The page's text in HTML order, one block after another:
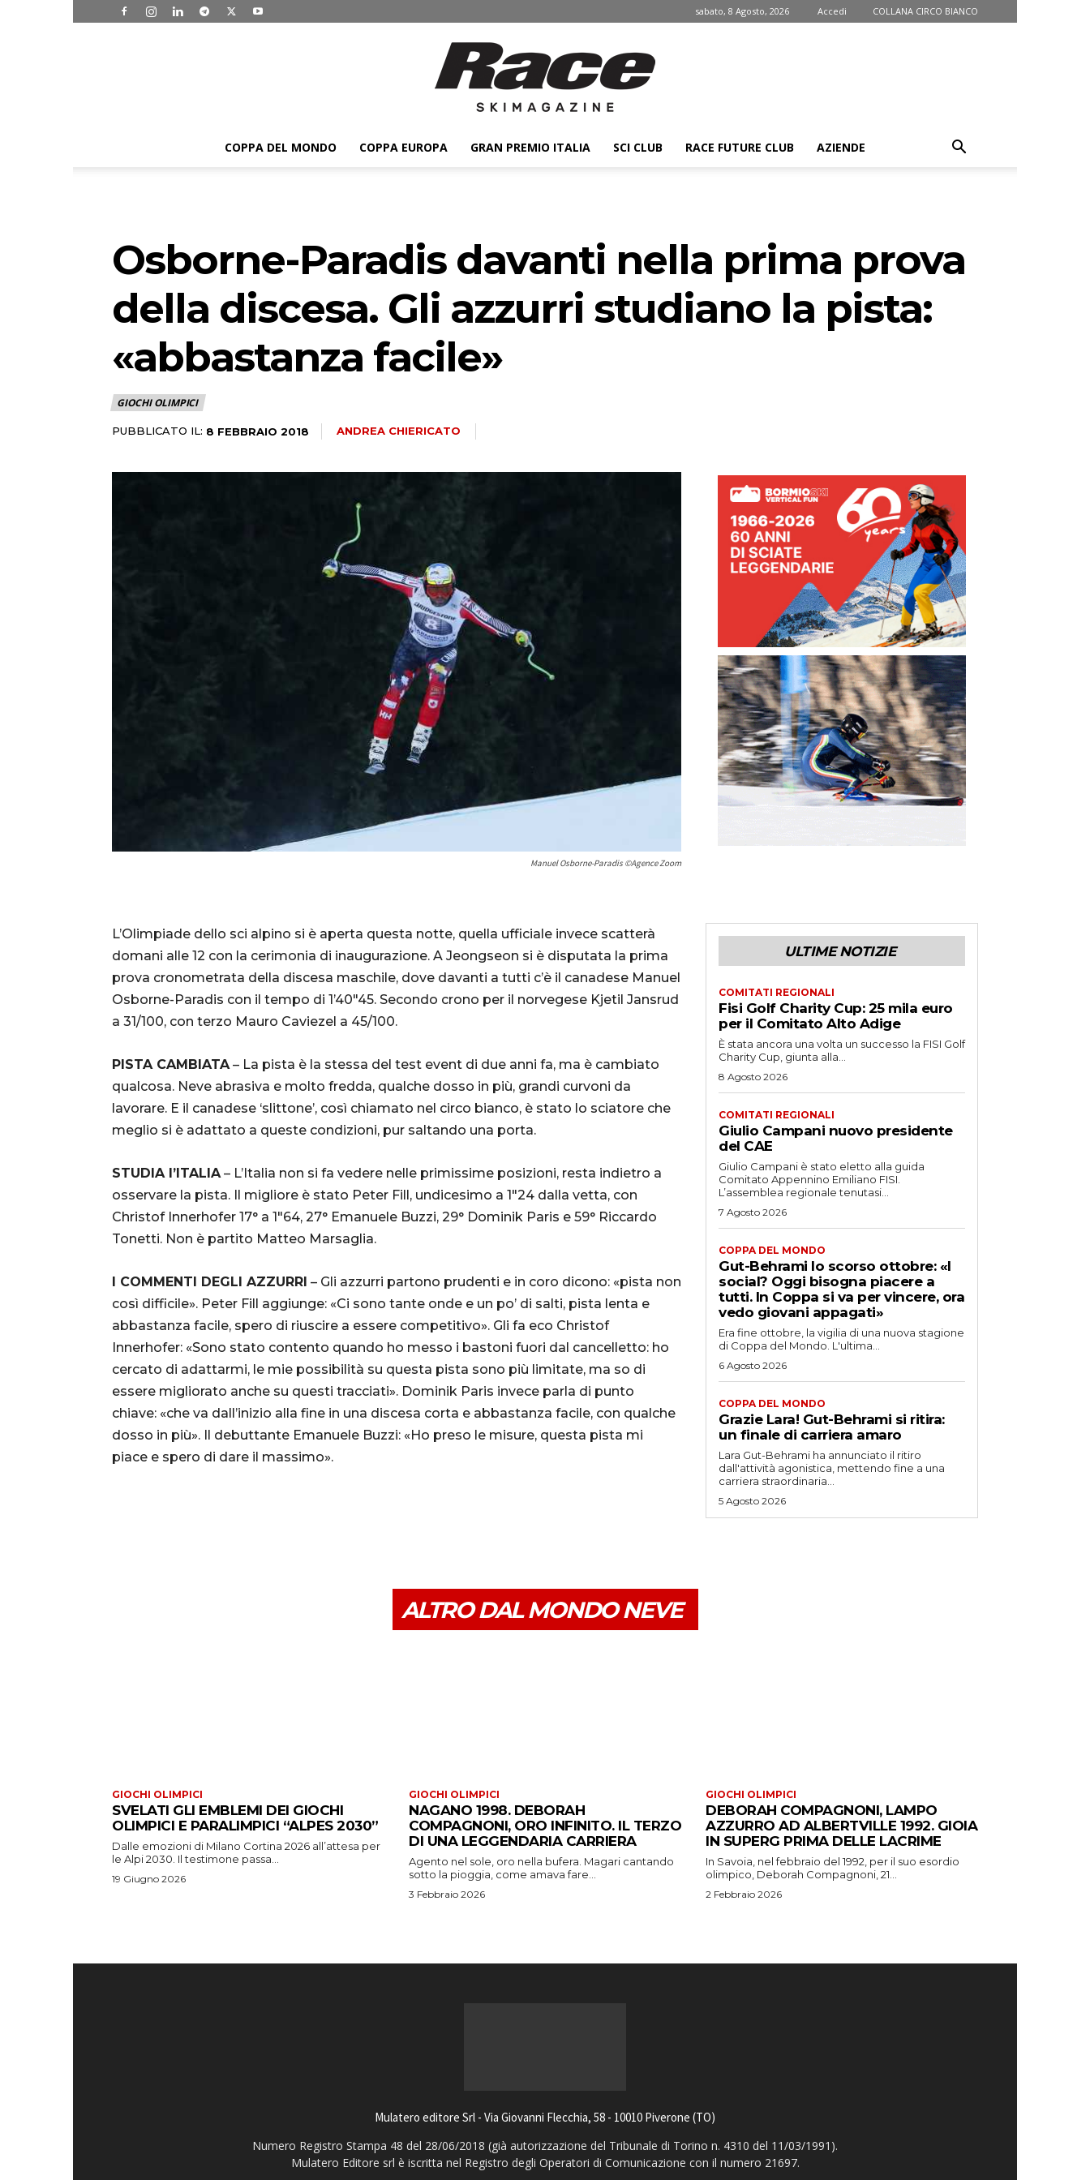
sabato, 8 Agosto, 2026 Accedi COLLANA CIRCO BIANCO
ski
COPPA DEL MONDO COPPA EUROPA GRAN PREMIO ITALIA SCI CLUB RACE FUTURE CLUB AZIENDE
Osborne-Paradis davanti nella prima prova
della discesa. Gli azzurri studiano la pista:
«abbastanza facile»
GIOCHI OLIMPICI
PUBBLICATO IL: 8 FEBBRAIO 2018 ANDREA CHIERICATO
Manuel Osborne-Paradis ©Agence Zoom
L’Olimpiade dello sci alpino si è aperta questa notte, quella ufficiale invece scatterà
domani alle 12 con la cerimonia di inaugurazione. A Jeongseon si è disputata la prima
prova cronometrata della discesa maschile, dove davanti a tutti c’è il canadese Manuel
Osborne-Paradis con il tempo di 1’40″45. Secondo crono per il norvegese Kjetil Jansrud
a 31/100, con terzo Mauro Caviezel a 45/100.
PISTA CAMBIATA – La pista è la stessa del test event di due anni fa, ma è cambiato
qualcosa. Neve abrasiva e molto fredda, qualche dosso in più, grandi curvoni da
lavorare. E il canadese ‘slittone’, così chiamato nel circo bianco, è stato lo sciatore che
meglio si è adattato a queste condizioni, pur saltando una porta.
STUDIA l’ITALIA – L’Italia non si fa vedere nelle primissime posizioni, resta indietro a
osservare la pista. Il migliore è stato Peter Fill, undicesimo a 1″24 dalla vetta, con
Christof Innerhofer 17° a 1″64, 27° Emanuele Buzzi, 29° Dominik Paris e 59° Riccardo
Tonetti. Non è partito Matteo Marsaglia.
I COMMENTI DEGLI AZZURRI – Gli azzurri partono prudenti e in coro dicono: «pista non
così difficile». Peter Fill aggiunge: «Ci sono tante onde e un po’ di salti, pista lenta e
abbastanza facile, spero di riuscire a essere competitivo». Gli fa eco Christof
Innerhofer: «Sono stato contento quando ho messo i bastoni fuori dal cancelletto: ho
cercato di adattarmi, le mie possibilità su questa pista sono più limitate, ma so di
essere migliorato anche su questi tracciati». Dominik Paris invece parla di punto
chiave: «che va dall’inizio alla fine in una discesa corta e abbastanza facile, con qualche
dosso in più». Il debuttante Emanuele Buzzi: «Ho preso le misure, questa pista mi
piace e spero di dare il massimo».
ULTIME NOTIZIE
COMITATI REGIONALI
Fisi Golf Charity Cup: 25 mila euro
per il Comitato Alto Adige
È stata ancora una volta un successo la FISI Golf
Charity Cup, giunta alla...
8 Agosto 2026
COMITATI REGIONALI
Giulio Campani nuovo presidente
del CAE
Giulio Campani è stato eletto alla guida
Comitato Appennino Emiliano FISI.
L’assemblea regionale tenutasi...
7 Agosto 2026
COPPA DEL MONDO
Gut-Behrami lo scorso ottobre: «I
social? Oggi bisogna piacere a
tutti. In Coppa si va per vincere, ora
vedo giovani appagati»
Era fine ottobre, la vigilia di una nuova stagione
di Coppa del Mondo. L'ultima...
6 Agosto 2026
COPPA DEL MONDO
Grazie Lara! Gut-Behrami si ritira:
un finale di carriera amaro
Lara Gut-Behrami ha annunciato il ritiro
dall'attività agonistica, mettendo fine a una
carriera straordinaria...
5 Agosto 2026
ALTRO DAL MONDO NEVE
GIOCHI OLIMPICI
SVELATI GLI EMBLEMI DEI GIOCHI
OLIMPICI E PARALIMPICI “ALPES 2030”
Dalle emozioni di Milano Cortina 2026 all’attesa per
le Alpi 2030. Il testimone passa...
19 Giugno 2026
GIOCHI OLIMPICI
NAGANO 1998. DEBORAH
COMPAGNONI, ORO INFINITO. IL TERZO
DI UNA LEGGENDARIA CARRIERA
Agento nel sole, oro nella bufera. Magari cantando
sotto la pioggia, come amava fare...
3 Febbraio 2026
GIOCHI OLIMPICI
DEBORAH COMPAGNONI, LAMPO
AZZURRO AD ALBERTVILLE 1992. GIOIA
IN SUPERG PRIMA DELLE LACRIME
In Savoia, nel febbraio del 1992, per il suo esordio
olimpico, Deborah Compagnoni, 21...
2 Febbraio 2026
Mulatero editore Srl - Via Giovanni Flecchia, 58 - 10010 Piverone (TO)
Numero Registro Stampa 48 del 28/06/2018 (già autorizzazione del Tribunale di Torino n. 4310 del 11/03/1991).
Mulatero Editore srl è iscritta nel Registro degli Operatori di Comunicazione con il numero 21697.